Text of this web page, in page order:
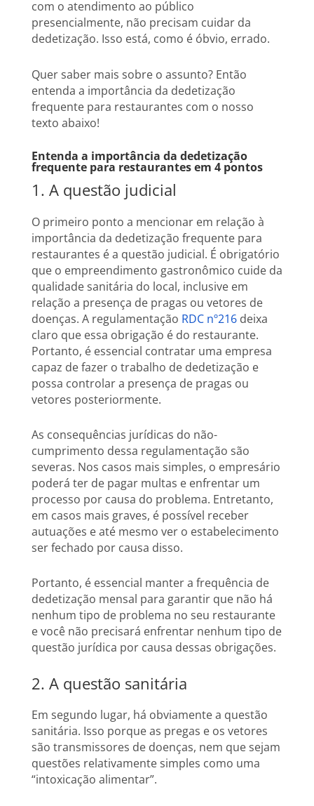
com o atendimento ao público
presencialmente, não precisam cuidar da
dedetização. Isso está, como é óbvio, errado.
Quer saber mais sobre o assunto? Então
entenda a importância da dedetização
frequente para restaurantes com o nosso
texto abaixo!
Entenda a importância da dedetização
frequente para restaurantes em 4 pontos
1. A questão judicial
O primeiro ponto a mencionar em relação à
importância da dedetização frequente para
restaurantes é a questão judicial. É obrigatório
que o empreendimento gastronômico cuide da
qualidade sanitária do local, inclusive em
relação a presença de pragas ou vetores de
doenças. A regulamentação RDC nº216deixa
claro que essa obrigação é do restaurante.
Portanto, é essencial contratar uma empresa
capaz de fazer o trabalho de dedetização e
possa controlar a presença de pragas ou
vetores posteriormente.
As consequências jurídicas do não-
cumprimento dessa regulamentação são
severas. Nos casos mais simples, o empresário
poderá ter de pagar multas e enfrentar um
processo por causa do problema. Entretanto,
em casos mais graves, é possível receber
autuações e até mesmo ver o estabelecimento
ser fechado por causa disso.
Portanto, é essencial manter a frequência de
dedetização mensal para garantir que não há
nenhum tipo de problema no seu restaurante
e você não precisará enfrentar nenhum tipo de
questão jurídica por causa dessas obrigações.
2. A questão sanitária
Em segundo lugar, há obviamente a questão
sanitária. Isso porque as pregas e os vetores
são transmissores de doenças, nem que sejam
questões relativamente simples como uma
“intoxicação alimentar”.